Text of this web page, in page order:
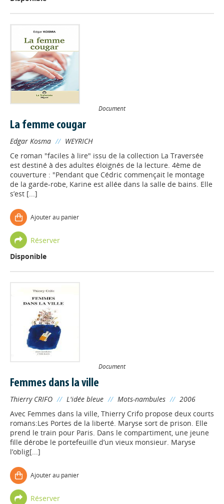
Document
La femme cougar
Edgar Kosma // WEYRICH
Ce roman "faciles à lire" issu de la collection La Traversée
est destiné à des adultes éloignés de la lecture. 4ème de
couverture : "Pendant que Cédric commençait le montage
de la garde-robe, Karine est allée dans la salle de bains. Elle
s’est [...]
Ajouter au panier
Réserver
Disponible
Document
Femmes dans la ville
Thierry CRIFO // L'idée bleue // Mots-nambules // 2006
Avec Femmes dans la ville, Thierry Crifo propose deux courts
romans:Les Portes de la liberté. Maryse sort de prison. Elle
prend le train pour Paris. Dans le compartiment, une jeune
fille dérobe le portefeuille d’un vieux monsieur. Maryse
l’oblig[...]
Ajouter au panier
Réserver